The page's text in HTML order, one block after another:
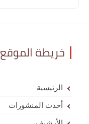
خريطة الموقع
الرئيسية
أحدث المنشورات